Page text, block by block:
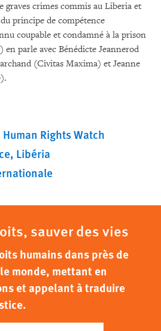
graves crimes commis au Liberia et
principe de compétence
coupable et condamné à la prison
parle avec Bénédicte Jeannerod
(Civitas Maxima) et Jeanne
Rights Watch
Libéria
sauver des vies
humains dans près de
monde, mettant en
et appelant à traduire